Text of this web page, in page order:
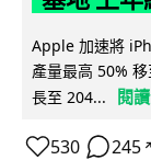
Apple 加速將
產量最高 50%
長至 204...
閱
530 245 ↗